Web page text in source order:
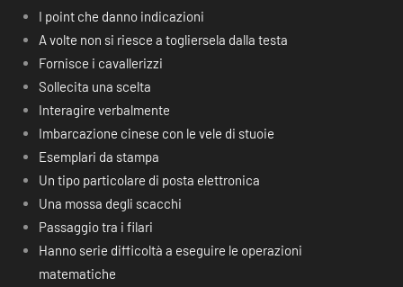
I point che danno indicazioni
A volte non si riesce a togliersela dalla testa
Fornisce i cavallerizzi
Sollecita una scelta
Interagire verbalmente
Imbarcazione cinese con le vele di stuoie
Esemplari da stampa
Un tipo particolare di posta elettronica
Una mossa degli scacchi
Passaggio tra i filari
Hanno serie difficoltà a eseguire le operazioni
matematiche